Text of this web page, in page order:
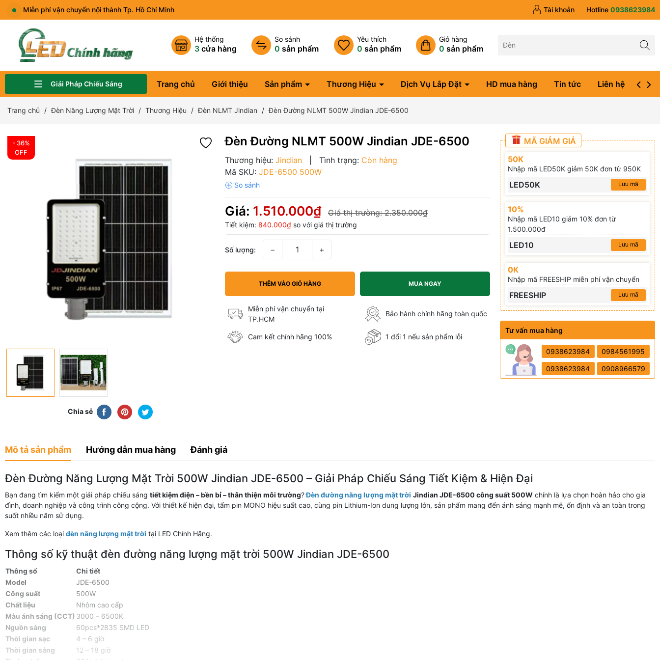
Miễn phí vận chuyển nội thành Tp. Hồ Chí Minh Tài khoản Hotline 0938623984
Hệ thống
3 cửa hàng
So sánh
0 sản phẩm
Yêu thích
0 sản phẩm
Giỏ hàng
0 sản phẩm
Giải Pháp Chiếu Sáng Trang chủ Giới thiệu Sản phẩm Thương Hiệu Dịch Vụ Lắp Đặt HD mua hàng Tin tức Liên hệ
Trang chủ Đèn Năng Lượng Mặt Trời Thương Hiệu Đèn NLMT Jindian Đèn Đường NLMT 500W Jindian JDE-6500
- 36%
OFF
Chia sẻ
Đèn Đường NLMT 500W Jindian JDE-6500
Thương hiệu: Jindian Tình trạng: Còn hàng
Mã SKU: JDE-6500 500W
Giá: 1.510.000₫ Giá thị trường:2.350.000₫
Tiết kiệm: 840.000₫ so với giá thị trường
Số lượng: − +
THÊM VÀO GIỎ HÀNG MUA NGAY
Miễn phí vận chuyển tại
TP.HCM
Bảo hành chính hãng toàn quốc
Cam kết chính hãng 100% 1 đổi 1 nếu sản phẩm lỗi
MÃ GIẢM GIÁ
50K
Nhập mã LED50K giảm 50K đơn từ 950K
LED50K Lưu mã
10%
Nhập mã LED10 giảm 10% đơn từ
1.500.000đ
LED10 Lưu mã
0K
Nhập mã FREESHIP miễn phí vận chuyển
FREESHIP Lưu mã
Tư vấn mua hàng
0938623984 0984561995
0938623984 0908966579
Mô tả sản phẩm Hướng dẫn mua hàng Đánh giá
Đèn Đường Năng Lượng Mặt Trời 500W Jindian JDE-6500 – Giải Pháp Chiếu Sáng Tiết Kiệm & Hiện Đại
Bạn đang tìm kiếm một giải pháp chiếu sáng tiết kiệm điện – bền bỉ – thân thiện môi trường?Đèn đường năng lượng mặt trời Jindian JDE-6500 công suất 500W chính là lựa chọn hoàn hảo cho gia
đình, doanh nghiệp và công trình công cộng. Với thiết kế hiện đại, tấm pin MONO hiệu suất cao, cùng pin Lithium-Ion dung lượng lớn, sản phẩm mang đến ánh sáng mạnh mẽ, ổn định và an toàn trong
suốt nhiều năm sử dụng.
Xem thêm các loại đèn năng lượng mặt trời tại LED Chính Hãng.
Thông số kỹ thuật đèn đường năng lượng mặt trời 500W Jindian JDE-6500
Thông số
Chi tiết
Model
JDE-6500
Công suất
500W
Chất liệu
Nhôm cao cấp
Màu ánh sáng (CCT) 3000 – 6500K
Nguồn sáng
60pcs*2835 SMD LED
Thời gian sạc
4 – 6 giờ
Thời gian sáng
12 – 18 giờ